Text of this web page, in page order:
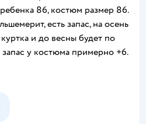
86, костюм размер 86.
есть запас, на осень
и до весны будет по
у костюма примерно +6.